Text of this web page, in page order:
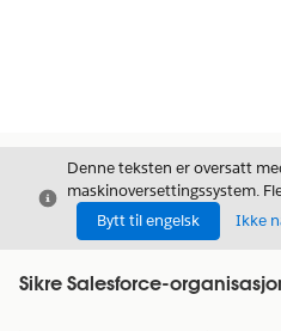
Avslutt
Denne teksten er oversatt
maskinoversettingssystem.
Bytt til engelsk
Ikke
Sikre Salesforce-